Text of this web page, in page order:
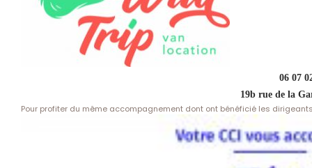
06 07
19b rue de la
Pour profiter du même accompagnement dont ont bénéficié les